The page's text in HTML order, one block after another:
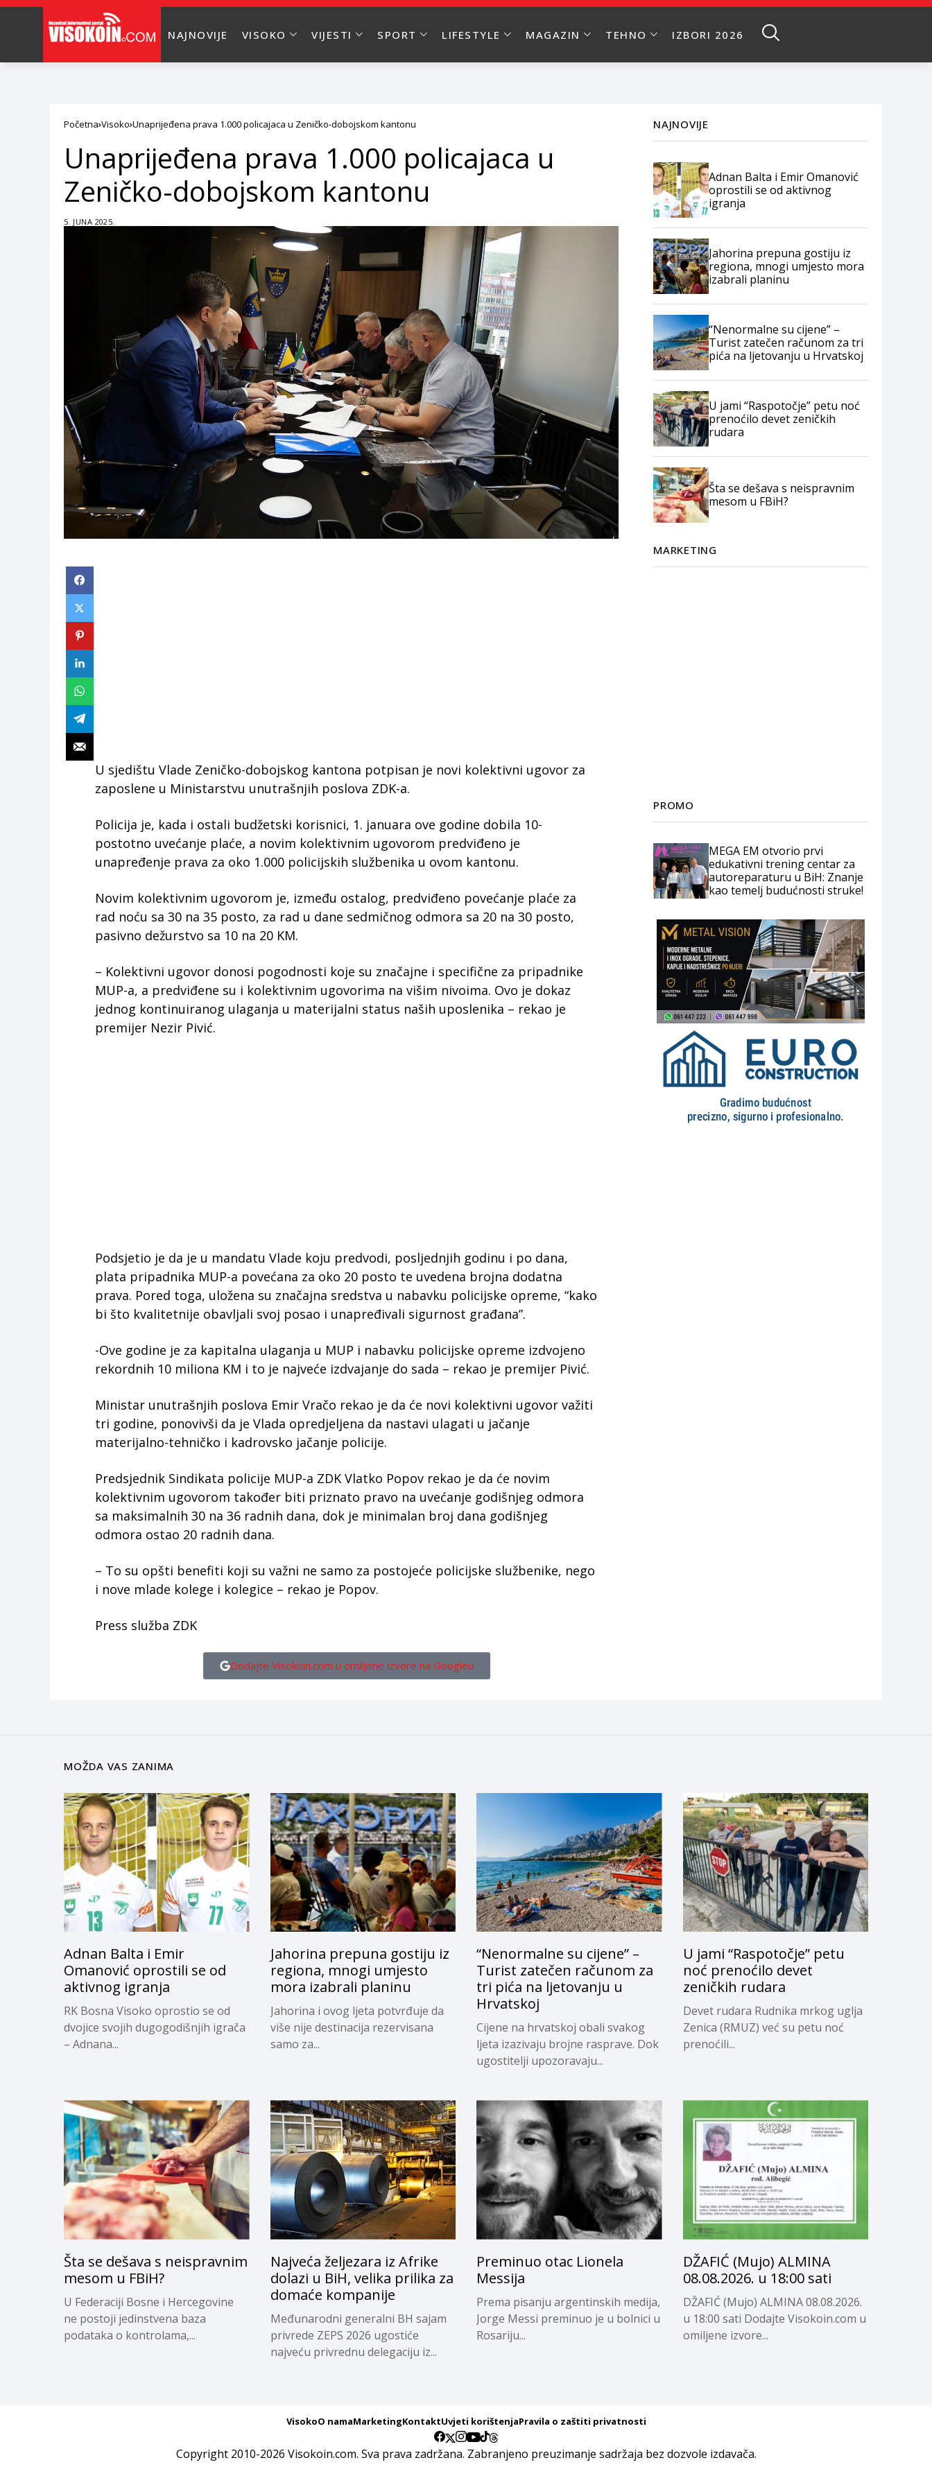
NAJNOVIJE VISOKO VIJESTI SPORT LIFESTYLE MAGAZIN TEHNO IZBORI 2026
Početna Visoko Unaprijeđena prava 1.000 policajaca u Zeničko-dobojskom kantonu
Unaprijeđena prava 1.000 policajaca u
Zeničko-dobojskom kantonu
5. JUNA 2025.
U sjedištu Vlade Zeničko-dobojskog kantona potpisan je novi kolektivni ugovor za
zaposlene u Ministarstvu unutrašnjih poslova ZDK-a.
Policija je, kada i ostali budžetski korisnici, 1. januara ove godine dobila 10-
postotno uvećanje plaće, a novim kolektivnim ugovorom predviđeno je
unapređenje prava za oko 1.000 policijskih službenika u ovom kantonu.
Novim kolektivnim ugovorom je, između ostalog, predviđeno povećanje plaće za
rad noću sa 30 na 35 posto, za rad u dane sedmičnog odmora sa 20 na 30 posto,
pasivno dežurstvo sa 10 na 20 KM.
– Kolektivni ugovor donosi pogodnosti koje su značajne i specifične za pripadnike
MUP-a, a predviđene su i kolektivnim ugovorima na višim nivoima. Ovo je dokaz
jednog kontinuiranog ulaganja u materijalni status naših uposlenika – rekao je
premijer Nezir Pivić.
Podsjetio je da je u mandatu Vlade koju predvodi, posljednjih godinu i po dana,
plata pripadnika MUP-a povećana za oko 20 posto te uvedena brojna dodatna
prava. Pored toga, uložena su značajna sredstva u nabavku policijske opreme, “kako
bi što kvalitetnije obavljali svoj posao i unapređivali sigurnost građana”.
-Ove godine je za kapitalna ulaganja u MUP i nabavku policijske opreme izdvojeno
rekordnih 10 miliona KM i to je najveće izdvajanje do sada – rekao je premijer Pivić.
Ministar unutrašnjih poslova Emir Vračo rekao je da će novi kolektivni ugovor važiti
tri godine, ponovivši da je Vlada opredjeljena da nastavi ulagati u jačanje
materijalno-tehničko i kadrovsko jačanje policije.
Predsjednik Sindikata policije MUP-a ZDK Vlatko Popov rekao je da će novim
kolektivnim ugovorom također biti priznato pravo na uvećanje godišnjeg odmora
sa maksimalnih 30 na 36 radnih dana, dok je minimalan broj dana godišnjeg
odmora ostao 20 radnih dana.
– To su opšti benefiti koji su važni ne samo za postojeće policijske službenike, nego
i nove mlade kolege i kolegice – rekao je Popov.
Press služba ZDK
Dodajte Visokoin.com u omiljene izvore na Googleu
NAJNOVIJE
Adnan Balta i Emir Omanović
oprostili se od aktivnog
igranja
Jahorina prepuna gostiju iz
regiona, mnogi umjesto mora
izabrali planinu
“Nenormalne su cijene” –
Turist zatečen računom za tri
pića na ljetovanju u Hrvatskoj
U jami “Raspotočje” petu noć
prenoćilo devet zeničkih
rudara
Šta se dešava s neispravnim
mesom u FBiH?
MARKETING
PROMO
MEGA EM otvorio prvi
edukativni trening centar za
autoreparaturu u BiH: Znanje
kao temelj budućnosti struke!
MOŽDA VAS ZANIMA
Adnan Balta i Emir
Omanović oprostili se od
aktivnog igranja
RK Bosna Visoko oprostio se od
dvojice svojih dugogodišnjih igrača
– Adnana...
Jahorina prepuna gostiju iz
regiona, mnogi umjesto
mora izabrali planinu
Jahorina i ovog ljeta potvrđuje da
više nije destinacija rezervisana
samo za...
“Nenormalne su cijene” –
Turist zatečen računom za
tri pića na ljetovanju u
Hrvatskoj
Cijene na hrvatskoj obali svakog
ljeta izazivaju brojne rasprave. Dok
ugostitelji upozoravaju...
U jami “Raspotočje” petu
noć prenoćilo devet
zeničkih rudara
Devet rudara Rudnika mrkog uglja
Zenica (RMUZ) već su petu noć
prenoćili...
Šta se dešava s neispravnim
mesom u FBiH?
U Federaciji Bosne i Hercegovine
ne postoji jedinstvena baza
podataka o kontrolama,...
Najveća željezara iz Afrike
dolazi u BiH, velika prilika za
domaće kompanije
Međunarodni generalni BH sajam
privrede ZEPS 2026 ugostiće
najveću privrednu delegaciju iz...
Preminuo otac Lionela
Messija
Prema pisanju argentinskih medija,
Jorge Messi preminuo je u bolnici u
Rosariju...
DŽAFIĆ (Mujo) ALMINA
08.08.2026. u 18:00 sati
DŽAFIĆ (Mujo) ALMINA 08.08.2026.
u 18:00 sati Dodajte Visokoin.com u
omiljene izvore...
VisokoO namaMarketingKontaktUvjeti korištenjaPravila o zaštiti privatnosti
Copyright 2010-2026 Visokoin.com. Sva prava zadržana. Zabranjeno preuzimanje sadržaja bez dozvole izdavača.